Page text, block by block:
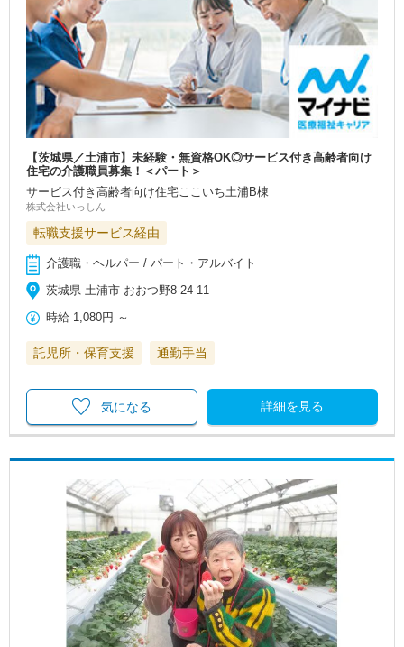
【茨城県／土浦市】未経験・無資格OK◎サービス付き高齢者向け
住宅の介護職員募集！＜パート＞
サービス付き高齢者向け住宅ここいち土浦B棟
株式会社いっしん
転職支援サービス経由
介護職・ヘルパー / パート・アルバイト
茨城県 土浦市 おおつ野8-24-11
時給 1,080円 ～
託児所・保育支援 通勤手当
詳細を見る
気になる